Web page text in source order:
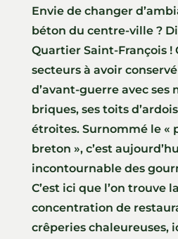
Envie de changer
béton du centre-ville ?
Quartier Saint-François !
secteurs à avoir
d’avant-guerre avec ses
briques, ses toits
étroites. Surnommé le «
breton », c’est
incontournable des
C’est ici que l’on trouve
concentration de
crêperies chaleureuses,